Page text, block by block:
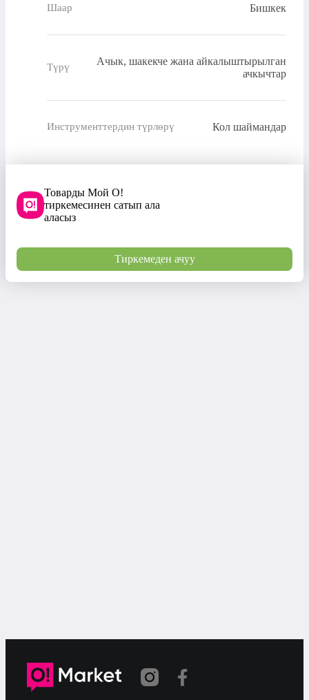
Шаар Бишкек
Түрү
Ачык, шакекче жана айкалыштырылган
ачкычтар
Инструменттердин түрлөрү Кол шаймандар
Товарды Мой О!
тиркемесинен сатып ала
аласыз
Тиркемеден ачуу